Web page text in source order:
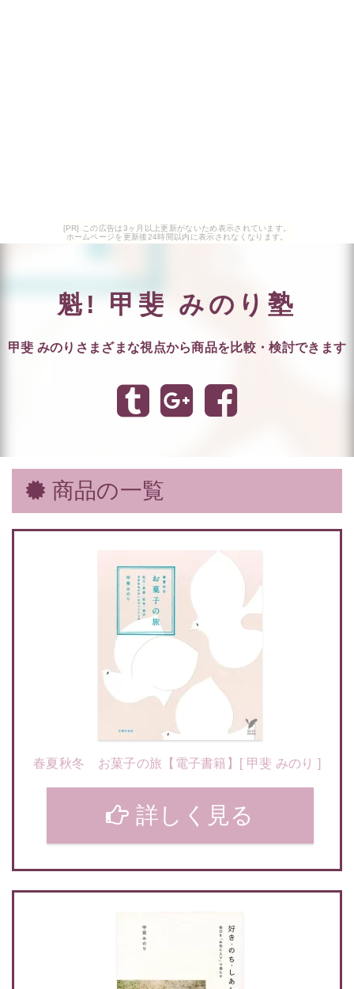
[PR] この広告は3ヶ月以上更新がないため表示されています。
ホームページを更新後24時間以内に表示されなくなります。
魁! 甲斐 みのり塾
甲斐 みのりさまざまな視点から商品を比較・検討できます
商品の一覧
春夏秋冬 お菓子の旅【電子書籍】[ 甲斐 みのり ]
詳しく見る